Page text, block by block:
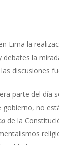
Lima la
debates la
discusiones
parte del día
gobierno, no
de la